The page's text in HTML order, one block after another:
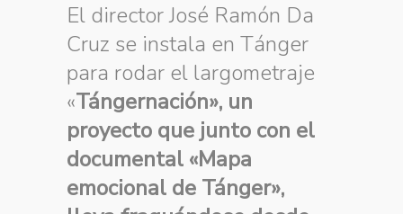
El director José Ramón Da
Cruz se instala en Tánger
para rodar el largometraje
«Tángernación», un
proyecto que junto con el
documental «Mapa
emocional de Tánger»,